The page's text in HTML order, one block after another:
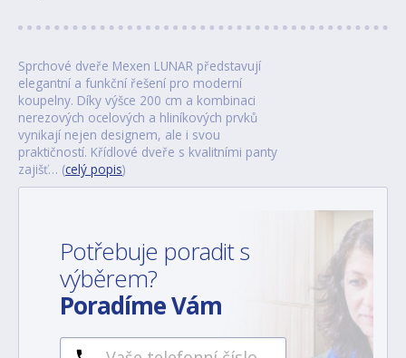
Sprchové dveře Mexen LUNAR představují
elegantní a funkční řešení pro moderní
koupelny. Díky výšce 200 cm a kombinaci
nerezových ocelových a hliníkových prvků
vynikají nejen designem, ale i svou
praktičností. Křídlové dveře s kvalitními panty
zajišť… (celý popis)
Potřebuje poradit s
výběrem?
Poradíme Vám